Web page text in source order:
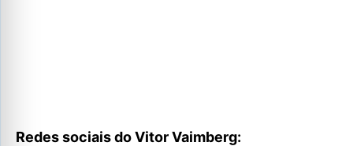
Redes sociais do Vitor Vaimberg: